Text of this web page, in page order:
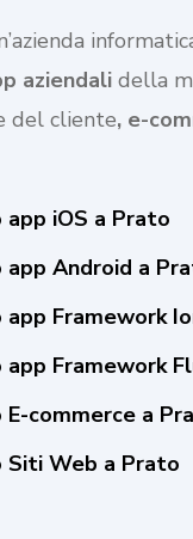
aziendali della
del cliente, e-
app iOS a Prato
app Android a
app Framework
app Framework
E-commerce a
Siti Web a Prato